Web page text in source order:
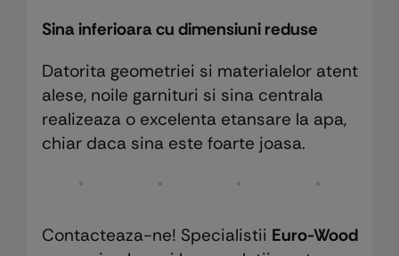
Sina inferioara cu dimensiuni reduse
Datorita geometriei si materialelor atent
alese, noile garnituri si sina centrala
realizeaza o excelenta etansare la apa,
chiar daca sina este foarte joasa.
Contacteaza-ne! Specialistii Euro-Wood